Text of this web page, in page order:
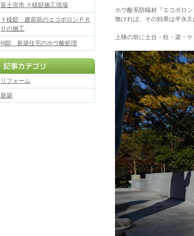
ホウ酸系防蟻材『エコボロ
無ければ、その効果は半永久
上棟の前に土台・柱・梁・
富士宮市 Ｙ様邸施工現場
Ｙ様邸 建前前のエコボロンＰＲ
Ｏの施工
H邸 新築住宅のホウ酸処理
リフォーム
新築